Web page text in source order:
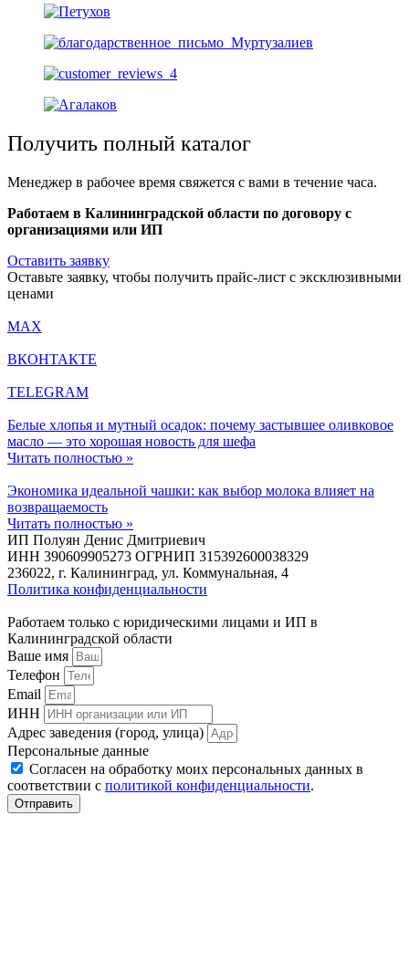
Получить полный каталог
Менеджер в рабочее время свяжется с вами в течение часа.
Работаем в Калининградской области по договору с
организациями или ИП
Оставить заявку
Оставьте заявку, чтобы получить прайс-лист с эксклюзивными
ценами
MAX
ВКОНТАКТЕ
TELEGRAM
Белые хлопья и мутный осадок: почему застывшее оливковое
масло — это хорошая новость для шефа
Читать полностью »
Экономика идеальной чашки: как выбор молока влияет на
возвращаемость
Читать полностью »
ИП Полуян Денис Дмитриевич
ИНН 390609905273 ОГРНИП 315392600038329
236022, г. Калининград, ул. Коммунальная, 4
Политика конфиденциальности
Работаем только с юридическими лицами и ИП в
Калининградской области
Ваше имя
Телефон
Email
ИНН
Адрес заведения (город, улица)
Персональные данные
Согласен на обработку моих персональных данных в
соответствии с политикой конфиденциальности.
Отправить